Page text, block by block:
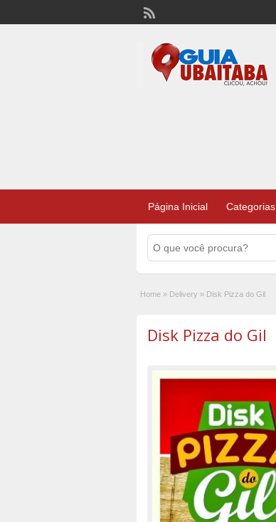
Página Inicial Categorias
Home » Delivery » Disk Pizza do Gil
Disk Pizza do Gil